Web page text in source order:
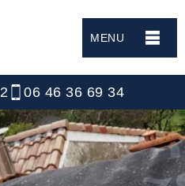
MENU
06 46 36 69 34